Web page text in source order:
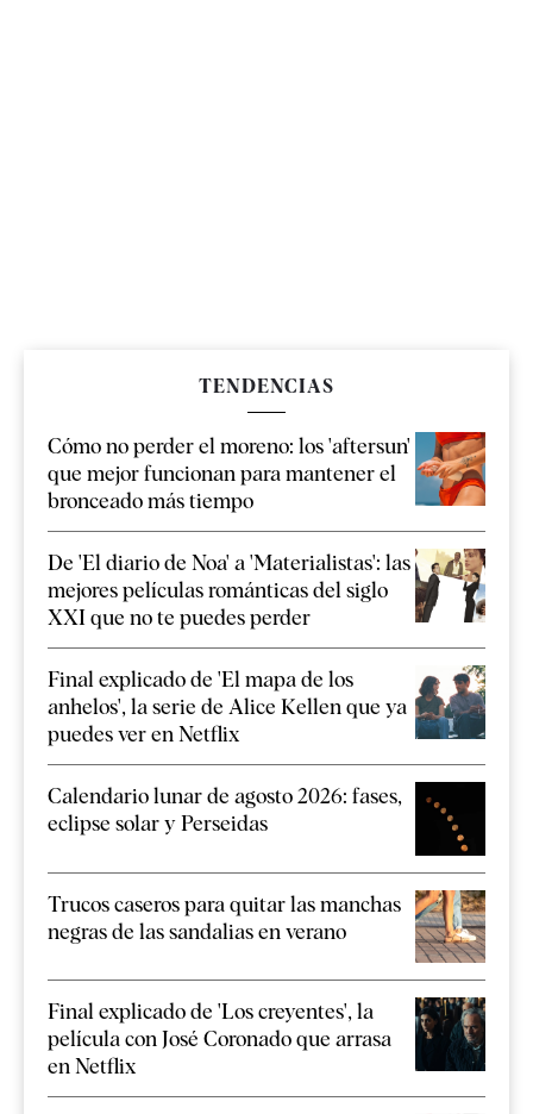
TENDENCIAS
Cómo no perder el moreno: los 'aftersun'
que mejor funcionan para mantener el
bronceado más tiempo
De 'El diario de Noa' a 'Materialistas': las
mejores películas románticas del siglo
XXI que no te puedes perder
Final explicado de 'El mapa de los
anhelos', la serie de Alice Kellen que ya
puedes ver en Netflix
Calendario lunar de agosto 2026: fases,
eclipse solar y Perseidas
Trucos caseros para quitar las manchas
negras de las sandalias en verano
Final explicado de 'Los creyentes', la
película con José Coronado que arrasa
en Netflix